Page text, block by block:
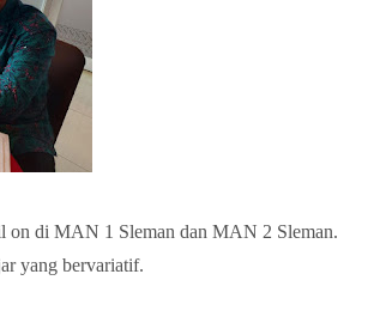
on di MAN 1 Sleman dan MAN 2 Sleman.
yang bervariatif.